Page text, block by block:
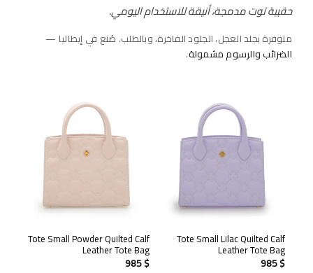
حقيبة توت مدمجة، أنيقة للاستخدام اليومي.
متوفرة بجلد العجل، الجلود الفاخرة، وبالطلب. صُنع في إيطاليا —
الضرائب والرسوم مشمولة.
Tote Small Lilac Quilted Calf
Leather Tote Bag
985$
Tote Small Powder Quilted Calf
Leather Tote Bag
985$